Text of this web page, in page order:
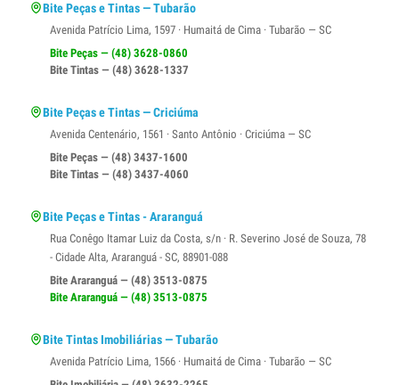
Bite Peças e Tintas — Tubarão
Avenida Patrício Lima, 1597 · Humaitá de Cima · Tubarão — SC
Bite Peças — (48) 3628-0860
Bite Tintas — (48) 3628-1337
Bite Peças e Tintas — Criciúma
Avenida Centenário, 1561 · Santo Antônio · Criciúma — SC
Bite Peças — (48) 3437-1600
Bite Tintas — (48) 3437-4060
Bite Peças e Tintas - Araranguá
Rua Conêgo Itamar Luiz da Costa, s/n · R. Severino José de Souza, 78
- Cidade Alta, Araranguá - SC, 88901-088
Bite Araranguá — (48) 3513-0875
Bite Araranguá — (48) 3513-0875
Bite Tintas Imobiliárias — Tubarão
Avenida Patrício Lima, 1566 · Humaitá de Cima · Tubarão — SC